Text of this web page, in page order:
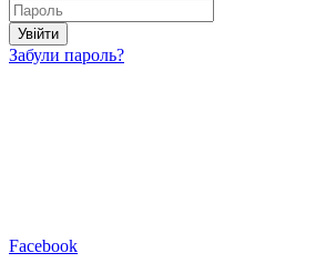
Увійти
Забули пароль?
Facebook